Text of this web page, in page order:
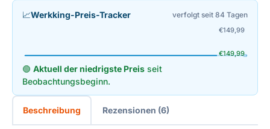
📈Werkking-Preis-Tracker verfolgt seit 84 Tagen
€149,99
€149,99
🟢 Aktuell der niedrigste Preis seit
Beobachtungsbeginn.
Beschreibung Rezensionen (6)